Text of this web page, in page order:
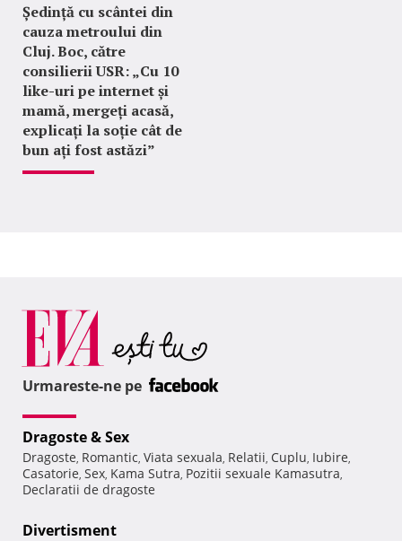
Ședință cu scântei din
cauza metroului din
Cluj. Boc, către
consilierii USR: „Cu 10
like-uri pe internet și
mamă, mergeți acasă,
explicați la soție cât de
bun ați fost astăzi”
Urmareste-ne pe
Dragoste & Sex
Dragoste, Romantic, Viata sexuala, Relatii, Cuplu, Iubire,
Casatorie, Sex, Kama Sutra, Pozitii sexuale Kamasutra,
Declaratii de dragoste
Divertisment